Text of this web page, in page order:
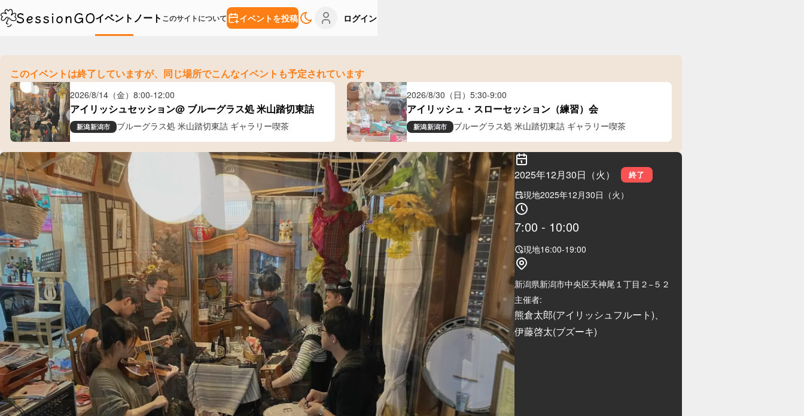
イベント ノート このサイトについて イベントを投稿 ログイン
このイベントは終了していますが、 同じ場所でこんなイベントも予定されています
2026/8/14（金） 8:00-12:00
アイリッシュセッション@ ブルーグラス処 米山踏切東詰
新潟新潟市 ブルーグラス処 米山踏切東詰 ギャラリー喫茶
2026/8/30（日） 5:30-9:00
アイリッシュ・スローセッション（練習）会
新潟新潟市 ブルーグラス処 米山踏切東詰 ギャラリー喫茶
2025年12月30日（火） 終了
現地2025年12月30日（火）
7:00 - 10:00
現地16:00-19:00
新潟県新潟市中央区天神尾１丁目２−５２
主催者:
熊倉太郎(アイリッシュフルート)、
伊藤啓太(ブズーキ)